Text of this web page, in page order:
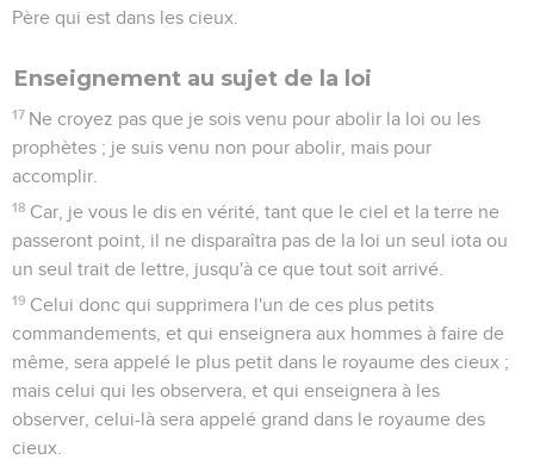
Père qui est dans les cieux.
Enseignement au sujet de la loi
17 Ne croyez pas que je sois venu pour abolir la loi ou les
prophètes ; je suis venu non pour abolir, mais pour
accomplir.
18 Car, je vous le dis en vérité, tant que le ciel et la terre ne
passeront point, il ne disparaîtra pas de la loi un seul iota ou
un seul trait de lettre, jusqu'à ce que tout soit arrivé.
19 Celui donc qui supprimera l'un de ces plus petits
commandements, et qui enseignera aux hommes à faire de
même, sera appelé le plus petit dans le royaume des cieux ;
mais celui qui les observera, et qui enseignera à les
observer, celui-là sera appelé grand dans le royaume des
cieux.